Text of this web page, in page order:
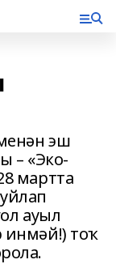
эш
– «Эко-
мартта
ауыл
инмәй!) тоҡ